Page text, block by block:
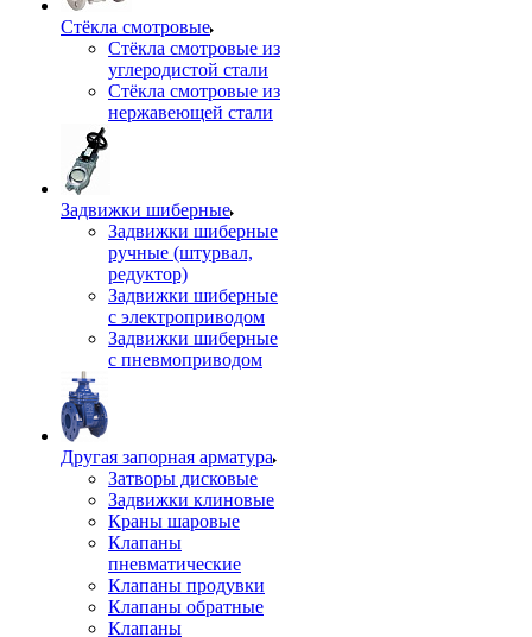
Стёкла смотровые
Стёкла смотровые из
углеродистой стали
Стёкла смотровые из
нержавеющей стали
Задвижки шиберные
Задвижки шиберные
ручные (штурвал,
редуктор)
Задвижки шиберные
с электроприводом
Задвижки шиберные
с пневмоприводом
Другая запорная арматура
Затворы дисковые
Задвижки клиновые
Краны шаровые
Клапаны
пневматические
Клапаны продувки
Клапаны обратные
Клапаны